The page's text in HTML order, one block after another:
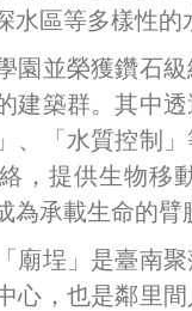
水區等多樣性的
園並榮獲鑽石
建築群。其中
、「水質控制
，提供生物移
為承載生命的臂
廟埕」是臺南
心，也是鄰里